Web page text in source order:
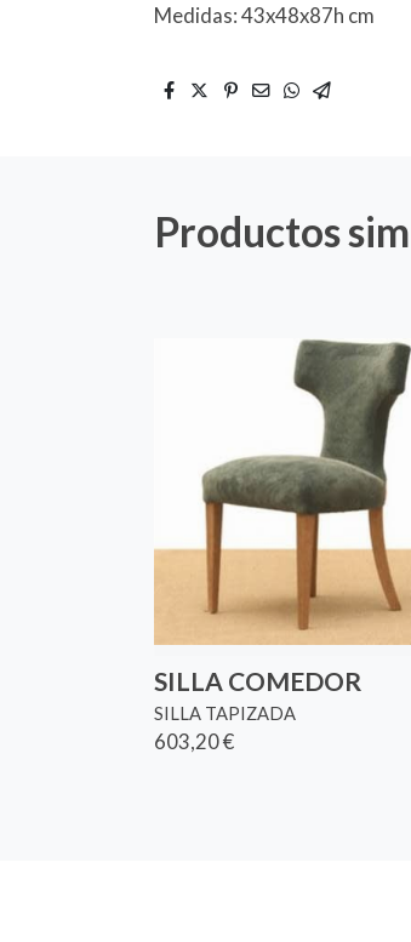
Medidas: 43x48x87h cm
Productos
SILLA COMEDOR
SILLA TAPIZADA
603,20 €